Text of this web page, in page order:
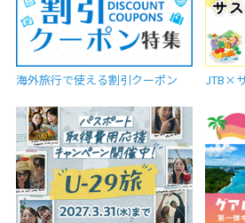
海外旅行で使える割引クーポン JTB×